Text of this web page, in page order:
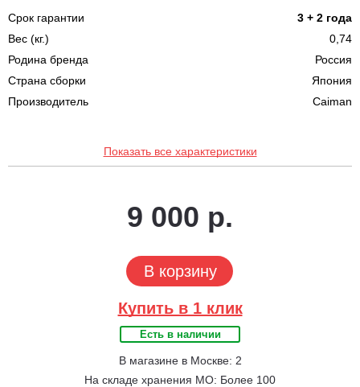
Срок гарантии
3 + 2 года
Вес (кг.)
0,74
Родина бренда
Россия
Страна сборки
Япония
Производитель
Caiman
Показать все характеристики
9 000 р.
В корзину
Купить в 1 клик
Есть в наличии
В магазине в Москве: 2
На складе хранения МО: Более 100